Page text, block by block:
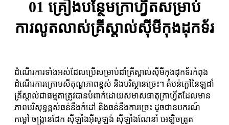
01 គ្រឿងបន្ថែមក្រាហ្វីតសម្រាប់
ការលូតលាស់គ្រីស្តាល់ស៊ីមីកុងដុកទ័រ
ដំណើរការទាំងអស់ដែលប្រើសម្រាប់ដាំគ្រីស្តាល់ស៊ីមីកុងដុកទ័រកំពុង
ដំណើរការក្រោមសីតុណ្ហភាពខ្ពស់ និងបរិស្ថានច្រេះ។ តំបន់ក្តៅនៃឡដាំ
គ្រីស្តាល់ជាធម្មតាត្រូវបានបំពាក់ដោយសមាសធាតុក្រាហ្វីតដែលមាន
ភាពបរិសុទ្ធខ្ពស់ធន់នឹងកំដៅ និងធន់នឹងការច្រេះ ដូចជាឧបករណ៍
កម្តៅ ចង្ក្រានដែក ស៊ីឡាំងអ៊ីសូឡង់ ស៊ីឡាំងណែនាំ អេឡិចត្រូត